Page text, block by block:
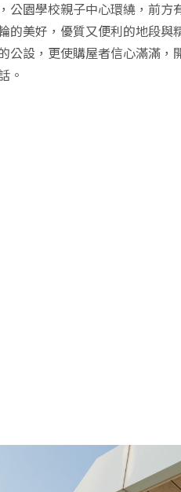
公園學校親子中心環繞，前
美好，優質又便利的地段
設，更使購屋者信心滿滿，
。